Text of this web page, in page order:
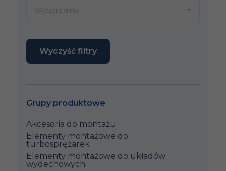
Wyczyść filtry
Grupy produktowe
Akcesoria do montażu
Elementy montażowe do
turbosprężarek
Elementy montażowe do układów
wydechowych